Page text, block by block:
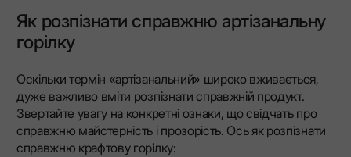
Як розпізнати справжню артізанальну
горілку
Оскільки термін «артізанальний» широко вживається,
дуже важливо вміти розпізнати справжній продукт.
Звертайте увагу на конкретні ознаки, що свідчать про
справжню майстерність і прозорість. Ось як розпізнати
справжню крафтову горілку: